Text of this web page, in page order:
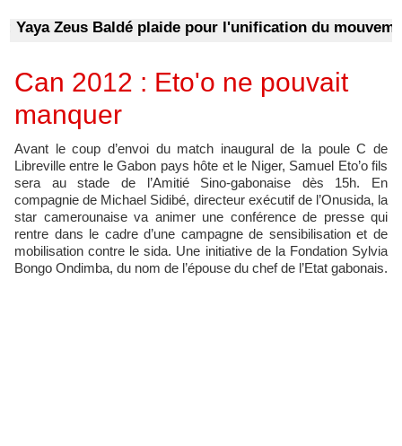
Zeus Baldé plaide pour l'unification du mouvement
Can 2012 : Eto'o ne pouvait
manquer
Avant le coup d’envoi du match inaugural de la poule C de
Libreville entre le Gabon pays hôte et le Niger, Samuel Eto’o fils
sera au stade de l’Amitié Sino-gabonaise dès 15h. En
compagnie de Michael Sidibé, directeur exécutif de l’Onusida, la
star camerounaise va animer une conférence de presse qui
rentre dans le cadre d’une campagne de sensibilisation et de
mobilisation contre le sida. Une initiative de la Fondation Sylvia
Bongo Ondimba, du nom de l’épouse du chef de l’Etat gabonais.